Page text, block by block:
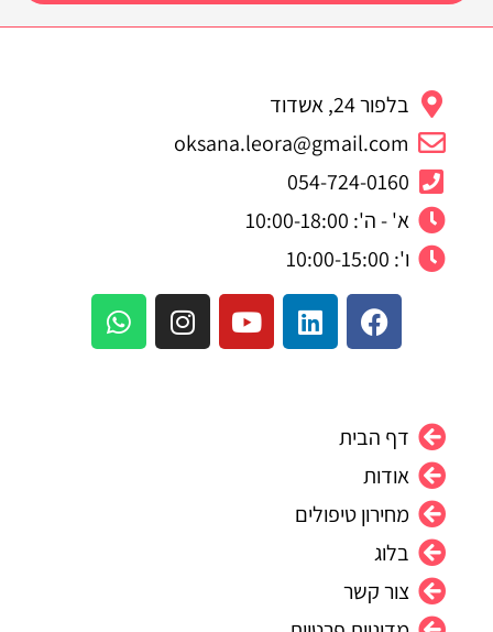
בלפור 24, אשדוד
oksana.leora@gmail.com
054-724-0160
א' - ה': 10:00-18:00
ו': 10:00-15:00
F
a
o
o
k
L
i
n
Y
o
I
n
W
h
דף הבית
אודות
מחירון טיפולים
בלוג
צור קשר